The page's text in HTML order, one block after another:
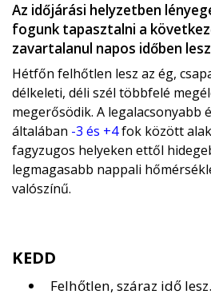
Az időjárási helyzetben
fogunk tapasztalni a
zavartalanul napos időben
Hétfőn felhőtlen lesz az ég,
délkeleti, déli szél többfelé
megerősödik. A legalacsonyabb
általában -3 és +4fok között
fagyzugos helyeken ettől
legmagasabb nappali
valószínű.
KEDD
Felhőtlen, száraz idő lesz.